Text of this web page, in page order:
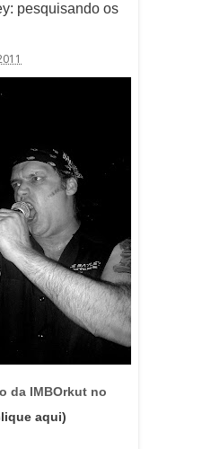
pesquisando os
da IMBOrkut no
aqui)